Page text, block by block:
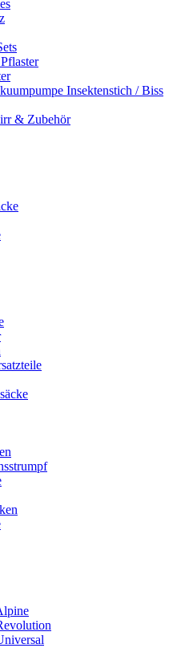
Insektenstich / Biss
& Zubehör